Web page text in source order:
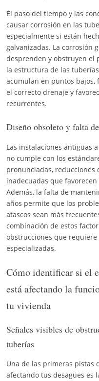
El paso del tiempo y las
causar corrosión en las
especialmente si están
galvanizadas. La corrosión
desprenden y obstruyen el
la estructura de las
acumulan en puntos
el correcto drenaje y
recurrentes.
Diseño obsoleto y falta
Las instalaciones antiguas
no cumple con los
pronunciadas, reducciones
inadecuadas que
Además, la falta de
años permite que los
atascos sean más
combinación de estos
obstrucciones que
especializadas.
Cómo identificar si el
está afectando la
tu vivienda
Señales visibles de
tuberías
Una de las primeras pistas
afectando tus desagües es